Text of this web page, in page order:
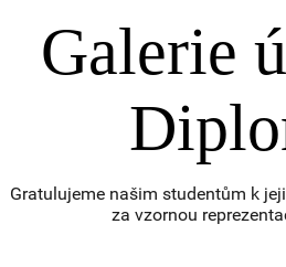
Galerie
Gratulujeme našim studentům k
za vzornou